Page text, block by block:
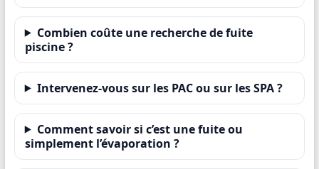
Combien coûte une recherche de fuite
piscine ?
Intervenez-vous sur les PAC ou sur les SPA ?
Comment savoir si c’est une fuite ou
simplement l’évaporation ?